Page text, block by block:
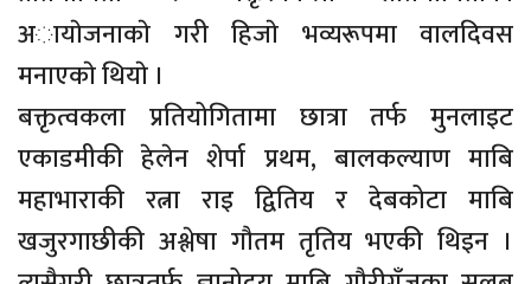
अायाेजनाकाे गरी हिजाे भव्यरूपमा वालदिवस
मनाएकाे थियाे ।
बक्तृत्वकला प्रतियोगितामा छात्रा तर्फ मुनलाइट
एकाडमीकी हेलेन शेर्पा प्रथम, बालकल्याण माबि
महाभाराकी रत्ना राइ द्वितिय र देबकोटा माबि
खजुरगाछीकी अश्लेषा गौतम तृतिय भएकी थिइन ।